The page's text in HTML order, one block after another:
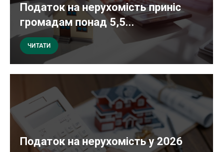
Податок на нерухомість приніс
громадам понад 5,5...
ЧИТАТИ
Податок на нерухомість у 2026